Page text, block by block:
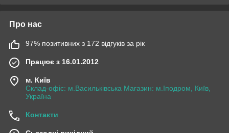
Про нас
97% позитивних з 172 відгуків за рік
Працює з 16.01.2012
м. Київ
Склад-офіс: м.Васильківська Магазин: м.Іподром, Київ,
Україна
Контакти